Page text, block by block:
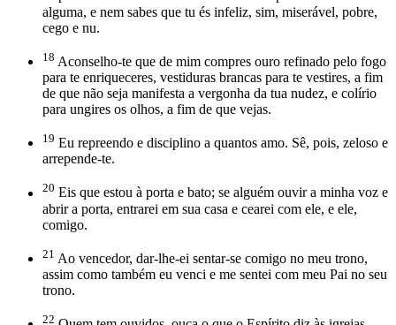
alguma, e nem sabes que tu és infeliz, sim, miserável, pobre,
cego e nu.
18 Aconselho-te que de mim compres ouro refinado pelo fogo
para te enriqueceres, vestiduras brancas para te vestires, a fim
de que não seja manifesta a vergonha da tua nudez, e colírio
para ungires os olhos, a fim de que vejas.
19 Eu repreendo e disciplino a quantos amo. Sê, pois, zeloso e
arrepende-te.
20 Eis que estou à porta e bato; se alguém ouvir a minha voz e
abrir a porta, entrarei em sua casa e cearei com ele, e ele,
comigo.
21 Ao vencedor, dar-lhe-ei sentar-se comigo no meu trono,
assim como também eu venci e me sentei com meu Pai no seu
trono.
22